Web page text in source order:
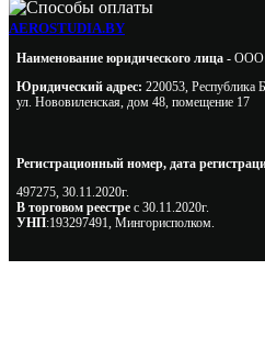
AEROSTUDIA.BY
Наименование юридического лица - ООО
Юридический адрес: 220053, Республика
ул. Нововиленская, дом 48, помещение 17
Регистрационный номер, дата
497275, 30.11.2020г.
В торговом реестре с 30.11.2020г.
УНП:193297491, Мингорисполком.